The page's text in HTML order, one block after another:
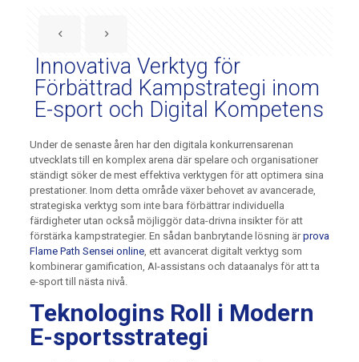
Innovativa Verktyg för
Förbättrad Kampstrategi inom
E-sport och Digital Kompetens
Under de senaste åren har den digitala konkurrensarenan
utvecklats till en komplex arena där spelare och organisationer
ständigt söker de mest effektiva verktygen för att optimera sina
prestationer. Inom detta område växer behovet av avancerade,
strategiska verktyg som inte bara förbättrar individuella
färdigheter utan också möjliggör data-drivna insikter för att
förstärka kampstrategier. En sådan banbrytande lösning ärprova
Flame Path Sensei online, ett avancerat digitalt verktyg som
kombinerar gamification, AI-assistans och dataanalys för att ta
e-sport till nästa nivå.
Teknologins Roll i Modern
E-sportsstrategi